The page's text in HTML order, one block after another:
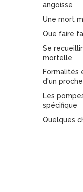
angoisse
Une mort
Que faire
Se
mortelle
Formalités
d'un proche
Les
spécifique
Quelques